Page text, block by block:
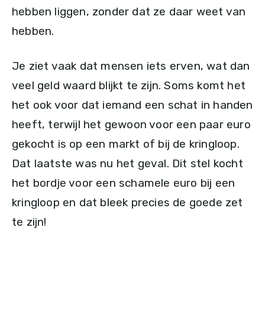
hebben liggen, zonder dat ze daar weet van
hebben.
Je ziet vaak dat mensen iets erven, wat dan
veel geld waard blijkt te zijn. Soms komt het
het ook voor dat iemand een schat in handen
heeft, terwijl het gewoon voor een paar euro
gekocht is op een markt of bij de kringloop.
Dat laatste was nu het geval. Dit stel kocht
het bordje voor een schamele euro bij een
kringloop en dat bleek precies de goede zet
te zijn!